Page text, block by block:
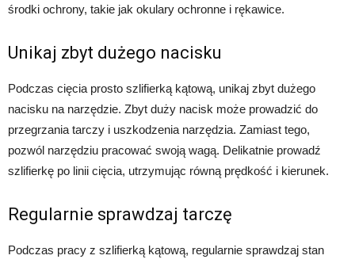
środki ochrony, takie jak okulary ochronne i rękawice.
Unikaj zbyt dużego nacisku
Podczas cięcia prosto szlifierką kątową, unikaj zbyt dużego
nacisku na narzędzie. Zbyt duży nacisk może prowadzić do
przegrzania tarczy i uszkodzenia narzędzia. Zamiast tego,
pozwól narzędziu pracować swoją wagą. Delikatnie prowadź
szlifierkę po linii cięcia, utrzymując równą prędkość i kierunek.
Regularnie sprawdzaj tarczę
Podczas pracy z szlifierką kątową, regularnie sprawdzaj stan